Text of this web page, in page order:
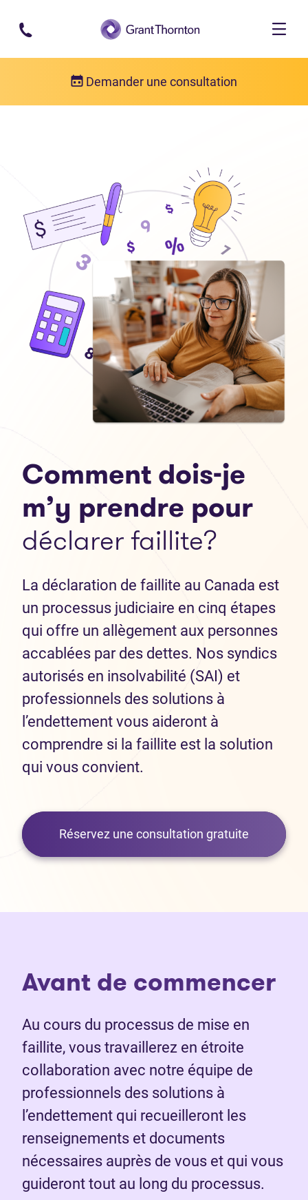
Passer au contenu principal
Demander une consultation
Comment dois-je
m’y prendre pour
déclarer faillite?
La déclaration de faillite au Canada est
un processus judiciaire en cinq étapes
qui offre un allègement aux personnes
accablées par des dettes. Nos syndics
autorisés en insolvabilité (SAI) et
professionnels des solutions à
l’endettement vous aideront à
comprendre si la faillite est la solution
qui vous convient.
Réservez une consultation gratuite
Avant de commencer
Au cours du processus de mise en
faillite, vous travaillerez en étroite
collaboration avec notre équipe de
professionnels des solutions à
l’endettement qui recueilleront les
renseignements et documents
nécessaires auprès de vous et qui vous
guideront tout au long du processus.